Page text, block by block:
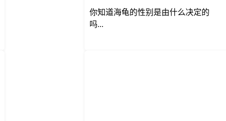
你知道海龟的性别是由什么决定的
吗...